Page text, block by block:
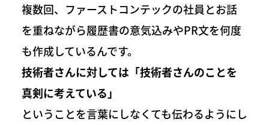
複数回、ファーストコンテックの社員とお話
を重ねながら履歴書の意気込みやPR文を何度
も作成しているんです。
技術者さんに対しては「技術者さんのことを
真剣に考えている」
ということを言葉にしなくても伝わるようにし